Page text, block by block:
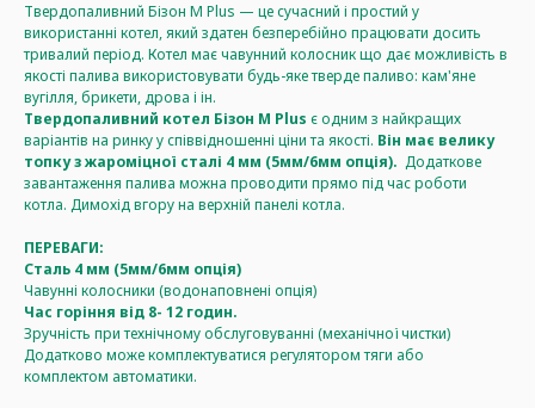
Твердопаливний Бізон М Plus — це сучасний і простий у
використанні котел, який здатен безперебійно працювати досить
тривалий період. Котел має чавунний колосник що дає можливість в
якості палива використовувати будь-яке тверде паливо: кам'яне
вугілля, брикети, дрова і ін.
Твердопаливний котел Бізон М Plus є одним з найкращих
варіантів на ринку у співвідношенні ціни та якості. Він має велику
топку з жароміцної сталі 4 мм (5мм/6мм опція). Додаткове
завантаження палива можна проводити прямо під час роботи
котла. Димохід вгору на верхній панелі котла.
ПЕРЕВАГИ:
Сталь 4 мм (5мм/6мм опція)
Чавунні колосники (водонаповнені опція)
Час горіння від 8- 12 годин.
Зручність при технічному обслуговуванні (механічної чистки)
Додатково може комплектуватися регулятором тяги або
комплектом автоматики.